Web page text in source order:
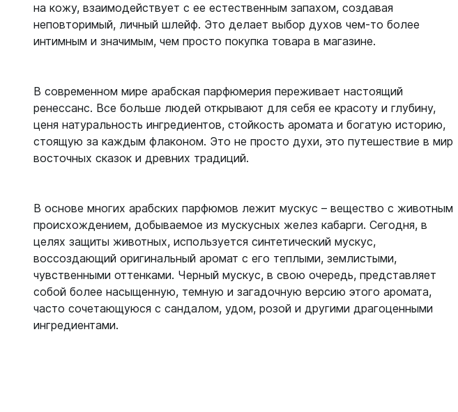
на кожу, взаимодействует с ее естественным запахом, создавая
неповторимый, личный шлейф. Это делает выбор духов чем-то более
интимным и значимым, чем просто покупка товара в магазине.
В современном мире арабская парфюмерия переживает настоящий
ренессанс. Все больше людей открывают для себя ее красоту и глубину,
ценя натуральность ингредиентов, стойкость аромата и богатую историю,
стоящую за каждым флаконом. Это не просто духи, это путешествие в мир
восточных сказок и древних традиций.
В основе многих арабских парфюмов лежит мускус – вещество с животным
происхождением, добываемое из мускусных желез кабарги. Сегодня, в
целях защиты животных, используется синтетический мускус,
воссоздающий оригинальный аромат с его теплыми, землистыми,
чувственными оттенками. Черный мускус, в свою очередь, представляет
собой более насыщенную, темную и загадочную версию этого аромата,
часто сочетающуюся с сандалом, удом, розой и другими драгоценными
ингредиентами.